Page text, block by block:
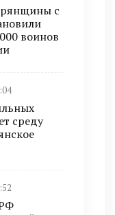
с
воинов
среду